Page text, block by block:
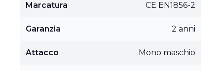
Marcatura CE EN1856-2
Garanzia 2 anni
Attacco Mono maschio